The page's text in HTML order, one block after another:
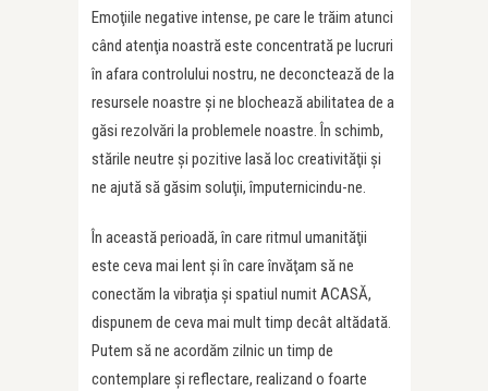
Emoţiile negative intense, pe care le trăim atunci
când atenţia noastră este concentrată pe lucruri
în afara controlului nostru, ne deconctează de la
resursele noastre şi ne blochează abilitatea de a
găsi rezolvări la problemele noastre. În schimb,
stările neutre şi pozitive lasă loc creativităţii şi
ne ajută să găsim soluţii, împuternicindu-ne.
În această perioadă, în care ritmul umanităţii
este ceva mai lent şi în care învăţam să ne
conectăm la vibraţia şi spatiul numit ACASĂ,
dispunem de ceva mai mult timp decât altădată.
Putem să ne acordăm zilnic un timp de
contemplare şi reflectare, realizand o foarte